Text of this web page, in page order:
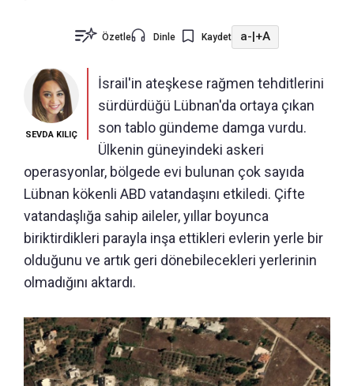
Özetle Dinle Kaydet a- +A
SEVDA KILIÇ
İsrail'in ateşkese rağmen tehditlerini
sürdürdüğü Lübnan'da ortaya çıkan
son tablo gündeme damga vurdu.
Ülkenin güneyindeki askeri
operasyonlar, bölgede evi bulunan çok sayıda
Lübnan kökenli ABD vatandaşını etkiledi. Çifte
vatandaşlığa sahip aileler, yıllar boyunca
biriktirdikleri parayla inşa ettikleri evlerin yerle bir
olduğunu ve artık geri dönebilecekleri yerlerinin
olmadığını aktardı.